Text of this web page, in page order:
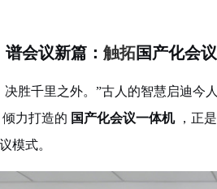
会议新篇： 触拓国产化会
决胜千里之外。”古人的智慧启迪今
倾力打造的 国产化会议一体机，正是
模式。